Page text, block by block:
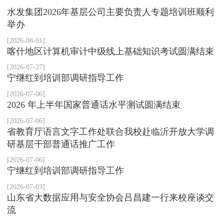
水发集团2026年基层公司主要负责人专题培训班顺利
举办
[2026-08-01]
喀什地区计算机审计中级线上基础知识考试圆满结束
[2026-07-27]
宁继红到培训部调研指导工作
[2026-07-06]
2026 年上半年国家普通话水平测试圆满结束
[2026-07-06]
省教育厅语言文字工作处联合我校赴临沂开放大学调
研基层干部普通话推广工作
[2026-07-06]
宁继红到培训部调研指导工作
[2026-07-03]
山东省大数据应用与安全协会吕昌建一行来校座谈交
流